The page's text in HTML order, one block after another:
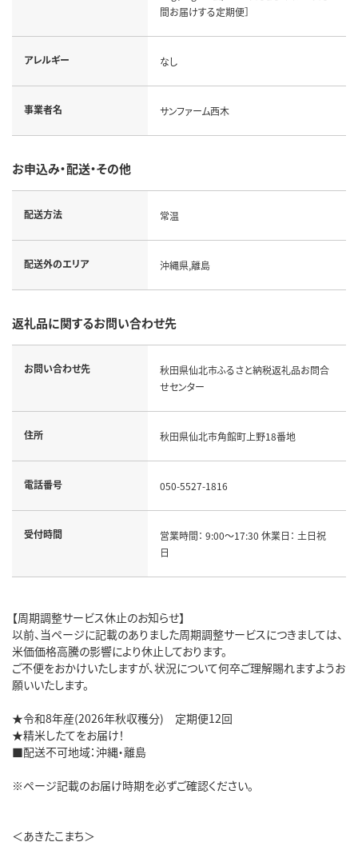
間お届けする定期便］
アレルギー なし
事業者名 サンファーム西木
お申込み・配送・その他
配送方法 常温
配送外のエリア 沖縄県,離島
返礼品に関するお問い合わせ先
お問い合わせ先
秋田県仙北市ふるさと納税返礼品お問合
せセンター
住所 秋田県仙北市角館町上野18番地
電話番号 050-5527-1816
受付時間
営業時間： 9:00～17:30 休業日： 土日祝
日
【周期調整サービス休止のお知らせ】
以前、当ページに記載のありました周期調整サービスにつきましては、
米価価格高騰の影響により休止しております。
ご不便をおかけいたしますが、状況について何卒ご理解賜れますようお
願いいたします。
★令和8年産(2026年秋収穫分) 定期便12回
★精米したてをお届け！
■配送不可地域：沖縄・離島
※ページ記載のお届け時期を必ずご確認ください。
＜あきたこまち＞